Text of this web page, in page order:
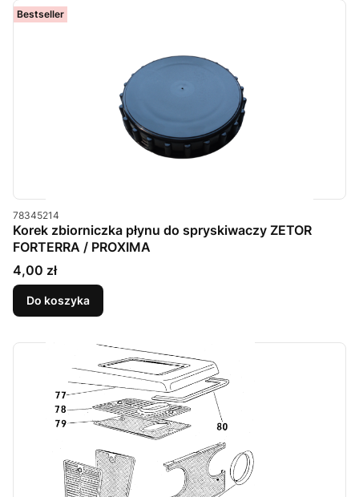
Bestseller
Kod produktu
78345214
Korek zbiorniczka płynu do spryskiwaczy ZETOR
FORTERRA / PROXIMA
Cena
4,00 zł
Do koszyka